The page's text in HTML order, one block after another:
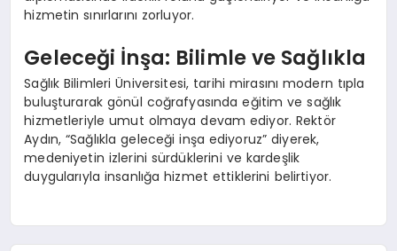
hizmetin sınırlarını zorluyor.
Geleceği İnşa: Bilimle ve Sağlıkla
Sağlık Bilimleri Üniversitesi, tarihi mirasını modern tıpla
buluşturarak gönül coğrafyasında eğitim ve sağlık
hizmetleriyle umut olmaya devam ediyor. Rektör
Aydın, “Sağlıkla geleceği inşa ediyoruz” diyerek,
medeniyetin izlerini sürdüklerini ve kardeşlik
duygularıyla insanlığa hizmet ettiklerini belirtiyor.